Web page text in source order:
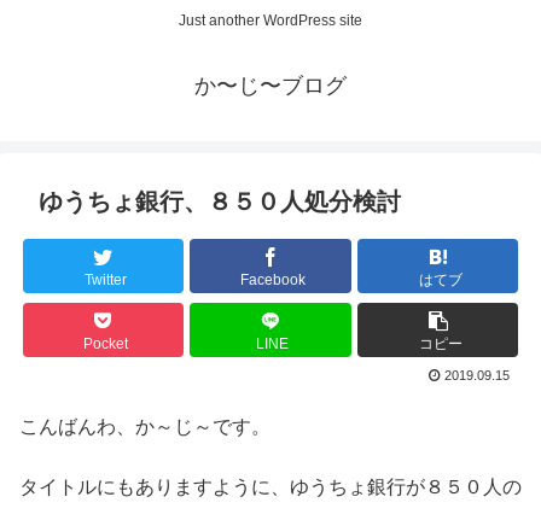
Just another WordPress site
か〜じ〜ブログ
ゆうちょ銀行、８５０人処分検討
Twitter Facebook はてブ
Pocket LINE コピー
2019.09.15
こんばんわ、か～じ～です。
タイトルにもありますように、ゆうちょ銀行が８５０人の